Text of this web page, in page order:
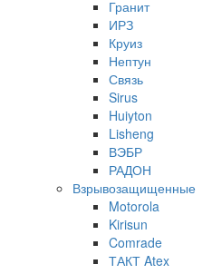
Гранит
ИРЗ
Круиз
Нептун
Связь
Sirus
Huiyton
Lisheng
ВЭБР
РАДОН
Взрывозащищенные
Motorola
Kirisun
Comrade
ТАКТ Atex